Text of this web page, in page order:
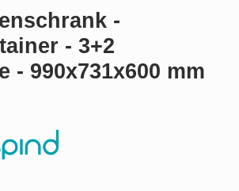
-
- 3+2
- 990x731x600 mm